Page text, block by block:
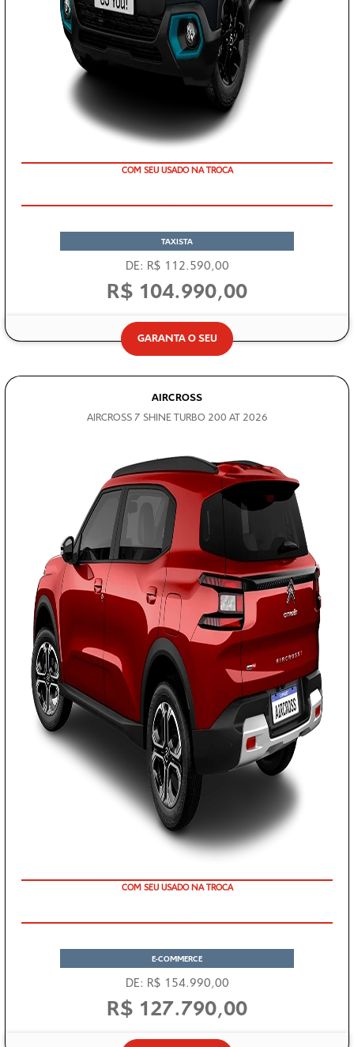
TAXISTA
DE: R$ 112.590,00
R$ 104.990,00
GARANTA O SEU
AIRCROSS
AIRCROSS 7 SHINE TURBO 200 AT 2026
E-COMMERCE
DE: R$ 154.990,00
R$ 127.790,00